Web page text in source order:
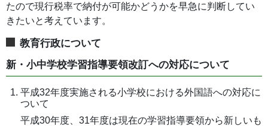
たので現行税率で納付が可能かどうかを早急に判断してい
きたいと考えています。
教育行政について
新・小中学校学習指導要領改訂への対応について
平成32年度実施される小学校における外国語への対応に
ついて
平成30年度、31年度は現在の学習指導要領から新しいも